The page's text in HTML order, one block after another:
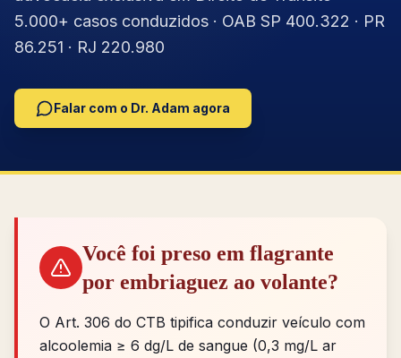
5.000+ casos conduzidos · OAB SP 400.322 · PR
86.251 · RJ 220.980
Falar com o Dr. Adam agora
Você foi preso em flagrante
por embriaguez ao volante?
O Art. 306 do CTB tipifica conduzir veículo com
alcoolemia ≥ 6 dg/L de sangue (0,3 mg/L ar